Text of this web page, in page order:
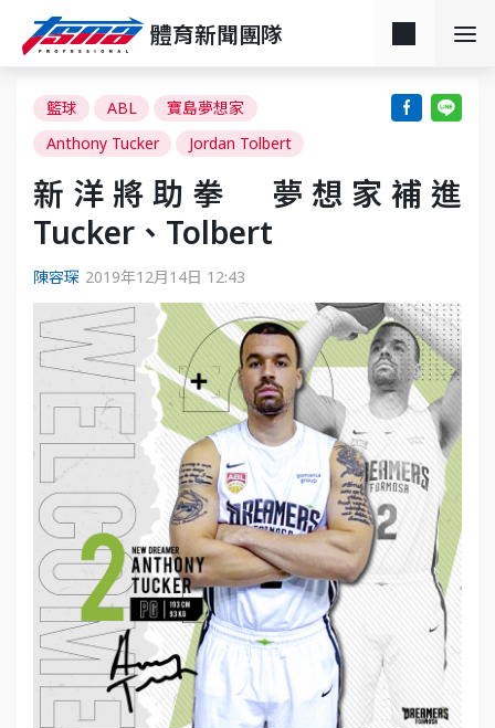
體育新聞團隊
籃球 ABL
寶島夢想家
Anthony Tucker
Jordan Tolbert
新洋將助拳 夢想家補進
Tucker、Tolbert
陳容琛 2019年12月14日 12:43